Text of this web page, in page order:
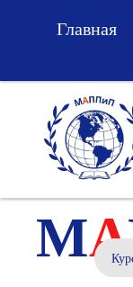
Главная
МА